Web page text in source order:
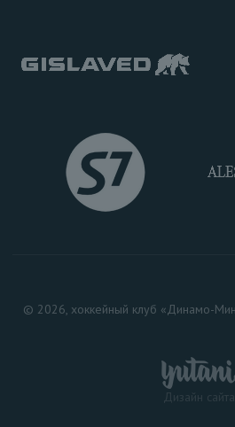
© 2026, хоккейный клуб «Динамо-
Дизайн сайта